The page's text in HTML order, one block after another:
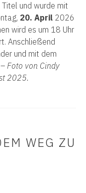
Titel und wurde mit
20. April 2026
wird es um 18 Uhr
Anschließend
und mit dem
Foto von Cindy
2025.
WEG ZU